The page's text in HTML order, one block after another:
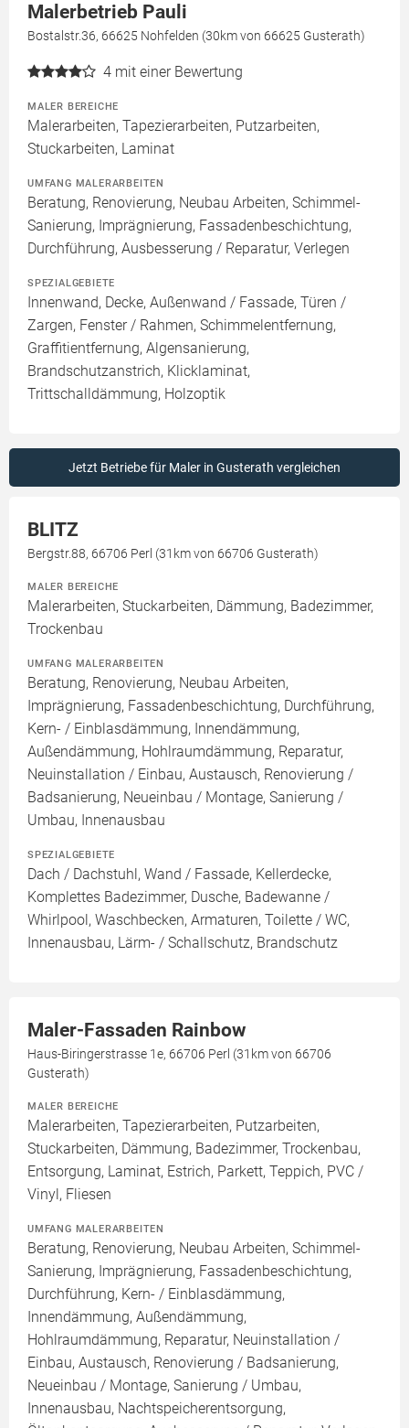
Malerbetrieb Pauli
Bostalstr.36, 66625 Nohfelden (30km von 66625 Gusterath)
4 mit einer Bewertung
MALER BEREICHE
Malerarbeiten, Tapezierarbeiten, Putzarbeiten,
Stuckarbeiten, Laminat
UMFANG MALERARBEITEN
Beratung, Renovierung, Neubau Arbeiten, Schimmel-
Sanierung, Imprägnierung, Fassadenbeschichtung,
Durchführung, Ausbesserung / Reparatur, Verlegen
SPEZIALGEBIETE
Innenwand, Decke, Außenwand / Fassade, Türen /
Zargen, Fenster / Rahmen, Schimmelentfernung,
Graffitientfernung, Algensanierung,
Brandschutzanstrich, Klicklaminat,
Trittschalldämmung, Holzoptik
Jetzt Betriebe für Maler in Gusterath vergleichen
BLITZ
Bergstr.88, 66706 Perl (31km von 66706 Gusterath)
MALER BEREICHE
Malerarbeiten, Stuckarbeiten, Dämmung, Badezimmer,
Trockenbau
UMFANG MALERARBEITEN
Beratung, Renovierung, Neubau Arbeiten,
Imprägnierung, Fassadenbeschichtung, Durchführung,
Kern- / Einblasdämmung, Innendämmung,
Außendämmung, Hohlraumdämmung, Reparatur,
Neuinstallation / Einbau, Austausch, Renovierung /
Badsanierung, Neueinbau / Montage, Sanierung /
Umbau, Innenausbau
SPEZIALGEBIETE
Dach / Dachstuhl, Wand / Fassade, Kellerdecke,
Komplettes Badezimmer, Dusche, Badewanne /
Whirlpool, Waschbecken, Armaturen, Toilette / WC,
Innenausbau, Lärm- / Schallschutz, Brandschutz
Maler-Fassaden Rainbow
Haus-Biringerstrasse 1e, 66706 Perl (31km von 66706
Gusterath)
MALER BEREICHE
Malerarbeiten, Tapezierarbeiten, Putzarbeiten,
Stuckarbeiten, Dämmung, Badezimmer, Trockenbau,
Entsorgung, Laminat, Estrich, Parkett, Teppich, PVC /
Vinyl, Fliesen
UMFANG MALERARBEITEN
Beratung, Renovierung, Neubau Arbeiten, Schimmel-
Sanierung, Imprägnierung, Fassadenbeschichtung,
Durchführung, Kern- / Einblasdämmung,
Innendämmung, Außendämmung,
Hohlraumdämmung, Reparatur, Neuinstallation /
Einbau, Austausch, Renovierung / Badsanierung,
Neueinbau / Montage, Sanierung / Umbau,
Innenausbau, Nachtspeicherentsorgung,